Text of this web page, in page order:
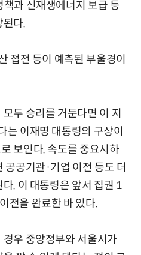
과 신재생에너지 보급 등
된다.
접전 등이 예측된 부울경이
두 승리를 거둔다면 이 지
는 이재명 대통령의 구상이
보인다. 속도를 중요시하
공공기관·기업 이전 등도 더
. 이 대통령은 앞서 집권 1
전을 완료한 바 있다.
우 중앙정부와 서울시가